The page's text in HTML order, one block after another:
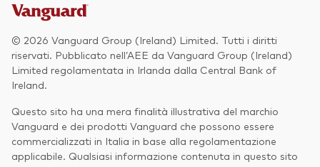
© 2026 Vanguard Group (Ireland) Limited. Tutti i diritti
riservati. Pubblicato nell’AEE da Vanguard Group (Ireland)
Limited regolamentata in Irlanda dalla Central Bank of
Ireland.
Questo sito ha una mera finalità illustrativa del marchio
Vanguard e dei prodotti Vanguard che possono essere
commercializzati in Italia in base alla regolamentazione
applicabile. Qualsiasi informazione contenuta in questo sito